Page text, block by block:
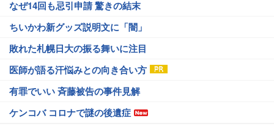
なぜ14回も忌引申請 驚きの結末
ちいかわ新グッズ説明文に「闇」
敗れた札幌日大の振る舞いに注目
医師が語る汗悩みとの向き合い方
有罪でいい 斉藤被告の事件見解
ケンコバ コロナで謎の後遺症